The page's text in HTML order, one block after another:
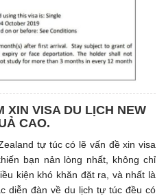
XIN VISA DU LỊCH NEW
CAO.
tự túc có lẽ vấn đề xin visa
bạn nản lòng nhất, không chỉ
kiện khó khăn đặt ra, và nhất là
diễn đàn về du lịch tự túc đều có